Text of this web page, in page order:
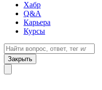
Хабр
Q&A
Карьера
Курсы
Закрыть